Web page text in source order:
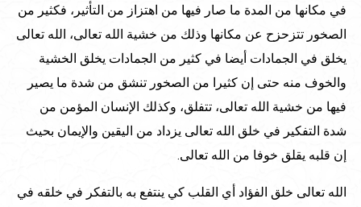
في مكانها من المدة ما صار فيها من اهتزاز من التأثير، فكثير من
الصخور تتزحزح عن مكانها وذلك من خشية الله تعالى، الله تعالى
يخلق في الجمادات أيضا في كثير من الجمادات يخلق الخشية
والخوف منه حتى إن كثيرا من الصخور تنشق من شدة ما يصير
فيها من خشية الله تعالى، تتفلق، وكذلك الإنسان المؤمن من
شدة التفكير في خلق الله تعالى يزداد من اليقين والإيمان بحيث
إن قلبه يقلق خوفا من الله تعالى.
الله تعالى خلق الفؤاد أي القلب كي ينتفع به بالتفكر في خلقه في